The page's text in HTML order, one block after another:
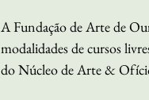
A Fundação de Arte de
modalidades de cursos
do Núcleo de Arte &